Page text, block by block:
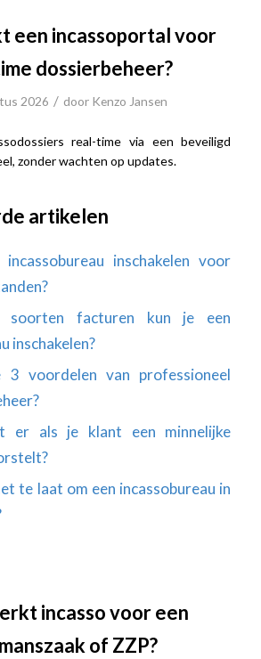
een incassoportal voor
dossierbeheer?
2026 / door Kenzo Jansen
real-time via een beveiligd
zonder wachten op updates.
artikelen
inschakelen voor
soorten facturen kun je een
inschakelen?
voordelen van professioneel
er als je klant een minnelijke
te laat om een incassobureau in
incasso voor een
of ZZP?